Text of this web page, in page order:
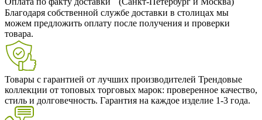
Благодаря собственной службе доставки в столицах мы
можем предложить оплату после получения и проверки
товара.
Товары с гарантией от лучших производителей Трендовые
коллекции от топовых торговых марок: проверенное качество,
стиль и долговечность. Гарантия на каждое изделие 1-3 года.